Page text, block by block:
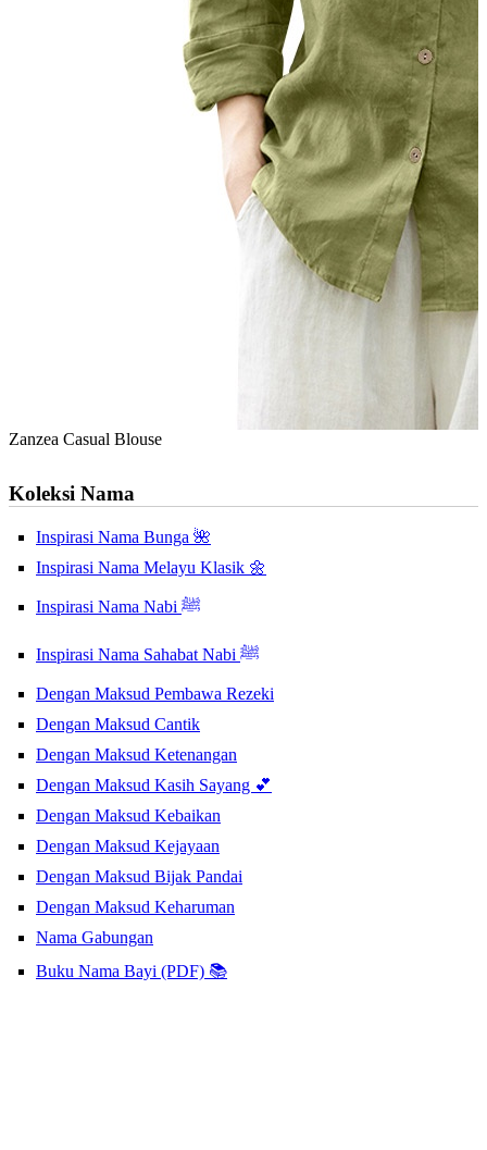
Zanzea Casual Blouse
Koleksi Nama
Inspirasi Nama Bunga 🌺
Inspirasi Nama Melayu Klasik 🌼
Inspirasi Nama Nabi ﷺ
Inspirasi Nama Sahabat Nabi ﷺ
Dengan Maksud Pembawa Rezeki
Dengan Maksud Cantik
Dengan Maksud Ketenangan
Dengan Maksud Kasih Sayang 💕
Dengan Maksud Kebaikan
Dengan Maksud Kejayaan
Dengan Maksud Bijak Pandai
Dengan Maksud Keharuman
Nama Gabungan
Buku Nama Bayi (PDF) 📚